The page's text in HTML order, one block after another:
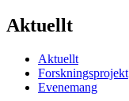
Aktuellt
Aktuellt
Forskningsprojekt
Evenemang